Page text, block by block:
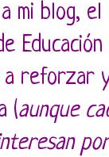
mi blog,
a reforzar
(aunque